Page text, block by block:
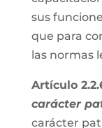
sus
que para
las normas
Artículo
carácter
carácter